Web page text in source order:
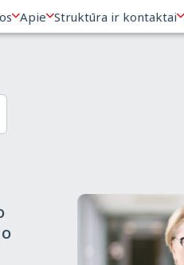
Apie Struktūra ir kontaktai
įvaizdis